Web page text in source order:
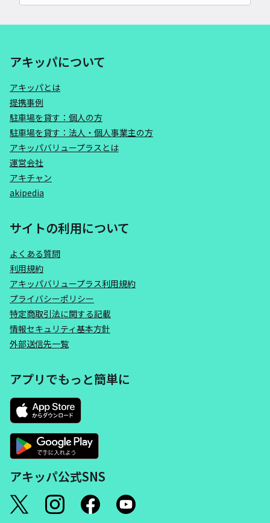
アキッパについて
アキッパとは
提携事例
駐車場を貸す：個人の方
駐車場を貸す：法人・個人事業主の方
アキッパバリュープラスとは
運営会社
アキチャン
akipedia
サイトの利用について
よくある質問
利用規約
アキッパバリュープラス利用規約
プライバシーポリシー
特定商取引法に関する記載
情報セキュリティ基本方針
外部送信先一覧
アプリでもっと簡単に
アキッパ公式SNS